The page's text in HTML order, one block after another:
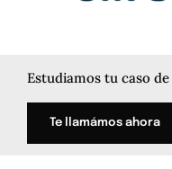
Estudiamos tu caso
Te llamámos ahora